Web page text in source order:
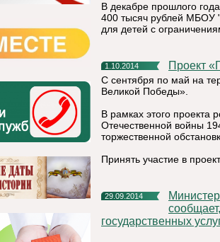
В декабре прошлого
400 тысяч рублей МБОУ
для детей с
1.10.2014 Проект
С сентября по май на
Великой Победы».
В рамках этого проекта
Отечественной войны
торжественной
Принять участие в
29.09.2014
Министерство экономического развития Республики Коми
государственных